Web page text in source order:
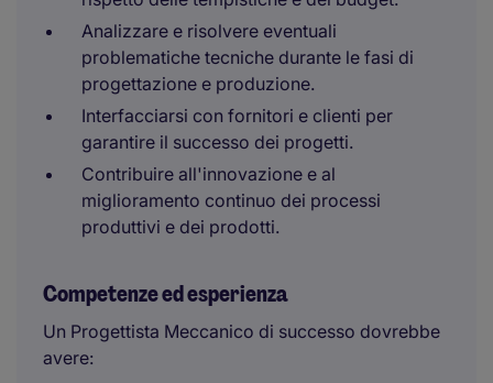
Analizzare e risolvere eventuali
problematiche tecniche durante le fasi di
progettazione e produzione.
Interfacciarsi con fornitori e clienti per
garantire il successo dei progetti.
Contribuire all'innovazione e al
miglioramento continuo dei processi
produttivi e dei prodotti.
Competenze ed esperienza
Un Progettista Meccanico di successo dovrebbe
avere: